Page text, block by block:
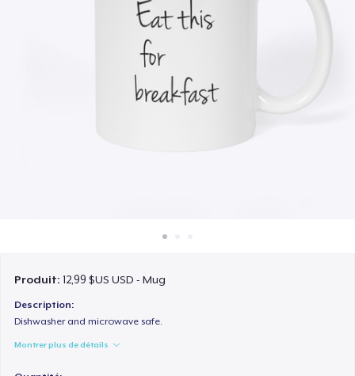
Vendez partout
Vendre n'importe quoi
Produit:12,99 $US USD - Mug
Description:
Dishwasher and microwave safe.
Montrer plus de détails